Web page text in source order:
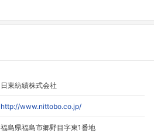
日東紡績株式会社
http://www.nittobo.co.jp/
福島県福島市郷野目字東1番地